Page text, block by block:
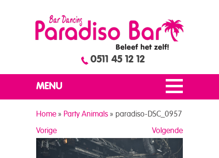
0511 45 12 12
MENU
Home » Party Animals » paradiso-DSC_0957
Volgende
Vorige